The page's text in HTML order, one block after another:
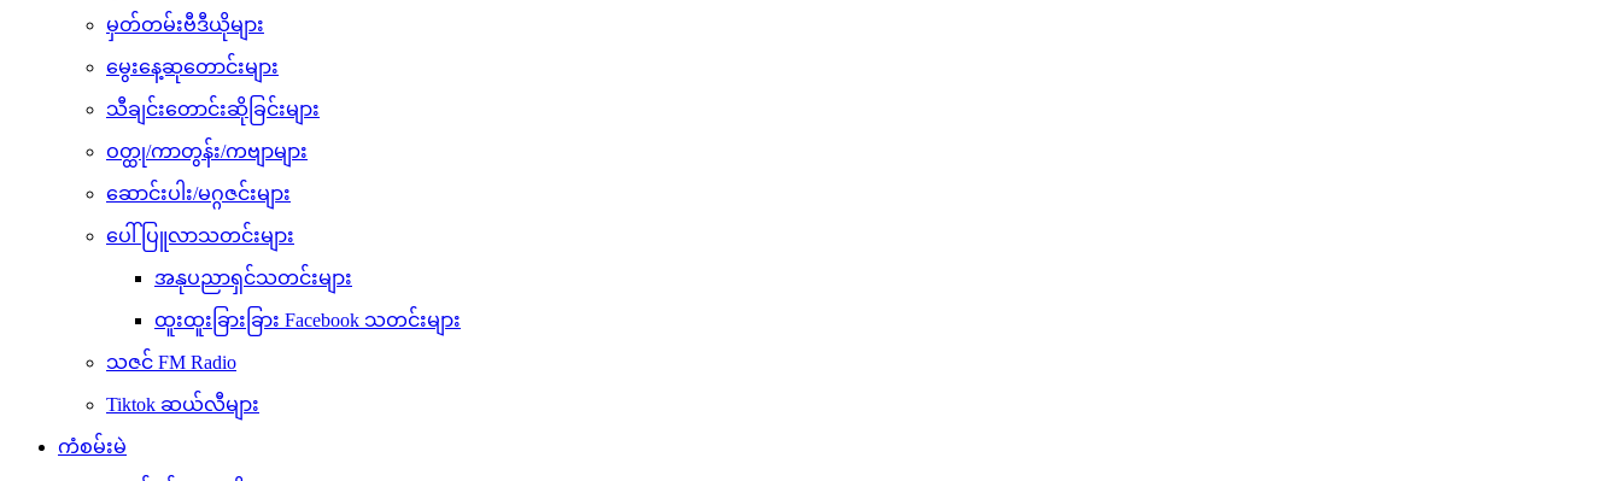
မှတ်တမ်းဗီဒီယိုများ
မွေးနေ့ဆုတောင်းများ
သီချင်းတောင်းဆိုခြင်းများ
ဝတ္ထု/ကာတွန်း/ကဗျာများ
ဆောင်းပါး/မဂ္ဂဇင်းများ
ပေါ်ပြူလာသတင်းများ
အနုပညာရှင်သတင်းများ
ထူးထူးခြားခြား Facebook သတင်းများ
သဇင် FM Radio
Tiktok ဆယ်လီများ
ကံစမ်းမဲ